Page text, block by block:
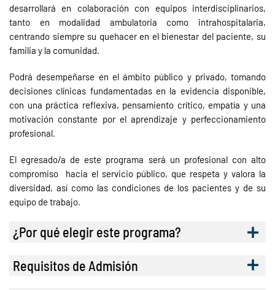
desarrollará en colaboración con equipos interdisciplinarios,
tanto en modalidad ambulatoria como intrahospitalaria,
centrando siempre su quehacer en el bienestar del paciente, su
familia y la comunidad.
Podrá desempeñarse en el ámbito público y privado, tomando
decisiones clínicas fundamentadas en la evidencia disponible,
con una práctica reflexiva, pensamiento crítico, empatía y una
motivación constante por el aprendizaje y perfeccionamiento
profesional.
El egresado/a de este programa será un profesional con alto
compromiso hacia el servicio público, que respeta y valora la
diversidad, así como las condiciones de los pacientes y de su
equipo de trabajo.
¿Por qué elegir este programa?
Requisitos de Admisión